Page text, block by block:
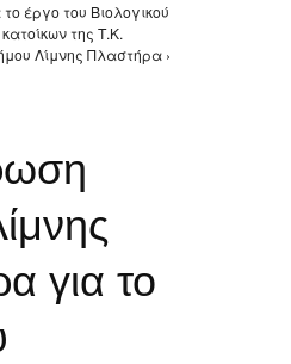
έργο του Βιολογικού
της Τ.Κ.
Λίμνης Πλαστήρα ›
για το